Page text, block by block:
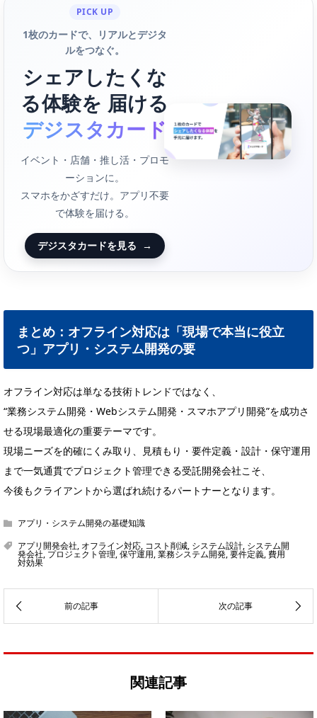
PICK UP
1枚のカードで、リアルとデジタ
ルをつなぐ。
シェアしたくな
る体験を 届ける
デジスタカード
イベント・店舗・推し活・プロモ
ーションに。
スマホをかざすだけ。アプリ不要
で体験を届ける。
デジスタカードを見る →
まとめ：オフライン対応は「現場で本当に役立
つ」アプリ・システム開発の要
オフライン対応は単なる技術トレンドではなく、
“業務システム開発・Webシステム開発・スマホアプリ開発”を成功さ
せる現場最適化の重要テーマです。
現場ニーズを的確にくみ取り、見積もり・要件定義・設計・保守運用
まで一気通貫でプロジェクト管理できる受託開発会社こそ、
今後もクライアントから選ばれ続けるパートナーとなります。
アプリ・システム開発の基礎知識
アプリ開発会社, オフライン対応, コスト削減, システム設計, システム開
発会社,プロジェクト管理,保守運用,業務システム開発,要件定義,費用
対効果
関連記事